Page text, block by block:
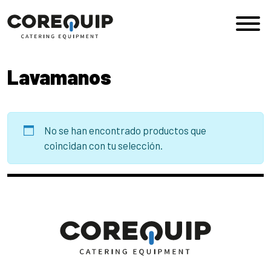
Navegación principal
Lavamanos
No se han encontrado productos que
coincidan con tu selección.